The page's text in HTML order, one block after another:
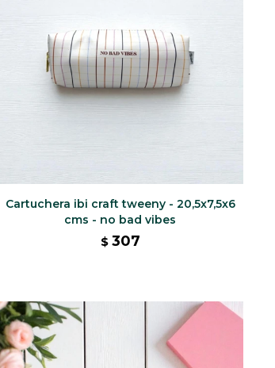
Cartuchera ibi craft tweeny - 20,5x7,5x6
cms - no bad vibes
$ 307